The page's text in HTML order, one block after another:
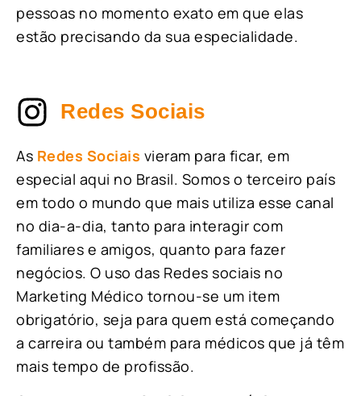
pessoas no momento exato em que elas
estão precisando da sua especialidade.
Redes Sociais
As Redes Sociais vieram para ficar, em
especial aqui no Brasil. Somos o terceiro país
em todo o mundo que mais utiliza esse canal
no dia-a-dia, tanto para interagir com
familiares e amigos, quanto para fazer
negócios. O uso das Redes sociais no
Marketing Médico tornou-se um item
obrigatório, seja para quem está começando
a carreira ou também para médicos que já têm
mais tempo de profissão.